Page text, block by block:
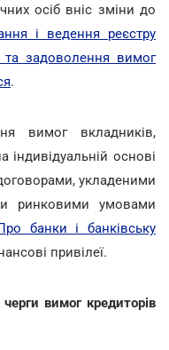
осіб вніс зміни до
і ведення реєстру
та задоволення вимог
.
вимог вкладників,
основі
укладеними
ринковими умовами
банки і банківську
привілеї.
вимог кредиторів